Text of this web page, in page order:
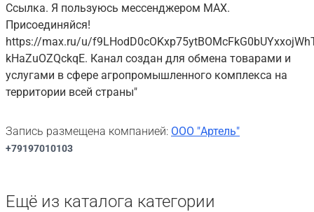
Ссылка. Я пользуюсь мессенджером MAX.
Присоединяйся!
https://max.ru/u/
kHaZuOZQckqE. Канал создан для обмена товарами и
услугами в сфере агропромышленного комплекса на
территории всей страны"
Запись размещена компанией: ООО "Артель"
+79197010103
Ещё из каталога категории